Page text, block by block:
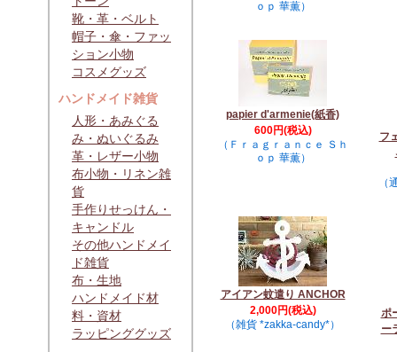
靴・革・ベルト
帽子・傘・ファッ
ション小物
コスメグッズ
ハンドメイド雑貨
人形・あみぐる
み・ぬいぐるみ
革・レザー小物
布小物・リネン雑
貨
手作りせっけん・
キャンドル
その他ハンドメイ
ド雑貨
布・生地
ハンドメイド材
料・資材
ラッピンググッズ
ｏｐ 華薫）
papier d'armenie(紙香)
600円(税込)
（Ｆｒａｇｒａｎｃｅ Ｓｈ
ｏｐ 華薫）
フ
（
アイアン蚊遣り ANCHOR
2,000円(税込)
（雑貨 *zakka-candy*）
ポ
ー